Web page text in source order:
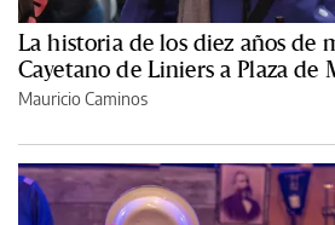
La historia de los diez años de
Cayetano de Liniers a Plaza de
Mauricio Caminos